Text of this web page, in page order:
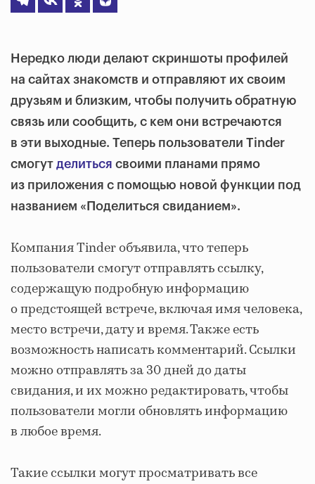
Нередко люди делают скриншоты профилей
на сайтах знакомств и отправляют их своим
друзьям и близким, чтобы получить обратную
связь или сообщить, с кем они встречаются
в эти выходные. Теперь пользователи Tinder
смогут делиться своими планами прямо
из приложения с помощью новой функции под
названием «Поделиться свиданием».
Компания Tinder объявила, что теперь
пользователи смогут отправлять ссылку,
содержащую подробную информацию
о предстоящей встрече, включая имя человека,
место встречи, дату и время. Также есть
возможность написать комментарий. Ссылки
можно отправлять за 30 дней до даты
свидания, и их можно редактировать, чтобы
пользователи могли обновлять информацию
в любое время.
Такие ссылки могут просматривать все